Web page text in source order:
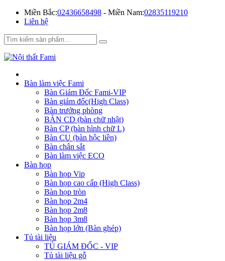
Miền Bắc:02436658498 - Miền Nam:02835119210
Liên hệ
Bàn làm việc Fami
Bàn Giám Đốc Fami-VIP
Bàn giám đốc(High Class)
Bàn trưởng phòng
BÀN CD (bàn chữ nhật)
Bàn CP (bàn hình chữ L)
Bàn CU (bàn hộc liền)
Bàn chân sắt
Bàn làm việc ECO
Bàn họp
Bàn họp Vip
Bàn họp cao cấp (High Class)
Bàn họp tròn
Bàn họp 2m4
Bàn họp 2m8
Bàn họp 3m8
Bàn họp lớn (Bàn ghép)
Tủ tài liệu
TỦ GIÁM ĐỐC - VIP
Tủ tài liệu gỗ